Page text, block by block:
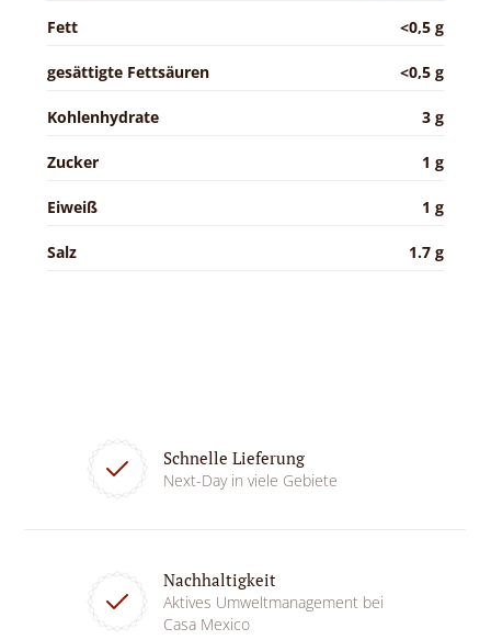
Fett <0,5 g
gesättigte Fettsäuren <0,5 g
Kohlenhydrate 3 g
Zucker 1 g
Eiweiß 1 g
Salz 1.7 g
Schnelle Lieferung
Next-Day in viele Gebiete
Nachhaltigkeit
Aktives Umweltmanagement bei
Casa Mexico